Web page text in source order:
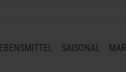
SAISONAL